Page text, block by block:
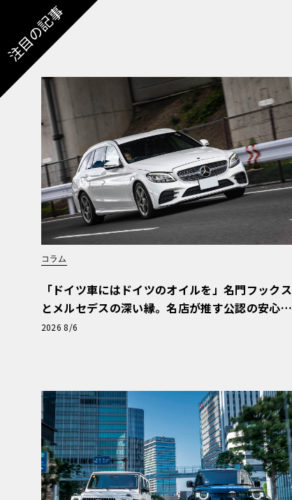
注目の記事
コラム
「ドイツ車にはドイツのオイルを」名門フックス
とメルセデスの深い縁。名店が推す公認の安心
と、Cクラスで味わうシルキーな走り〈PR〉
2026 8/6